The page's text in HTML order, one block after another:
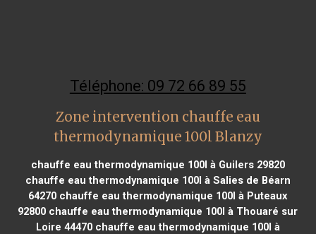
Téléphone: 09 72 66 89 55
Zone intervention chauffe eau
thermodynamique 100l Blanzy
chauffe eau thermodynamique 100l à Guilers 29820
chauffe eau thermodynamique 100l à Salies de Béarn
64270 chauffe eau thermodynamique 100l à Puteaux
92800 chauffe eau thermodynamique 100l à Thouaré sur
Loire 44470chauffe eau thermodynamique 100l à